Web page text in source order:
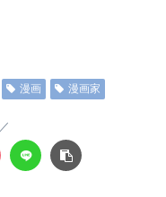
漫画 漫画家